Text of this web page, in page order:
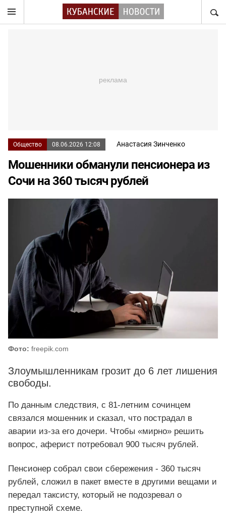
Общество 08.06.2026 12:08 Анастасия Зинченко
Мошенники обманули пенсионера из
Сочи на 360 тысяч рублей
Фото: freepik.com
Злоумышленникам грозит до 6 лет лишения
свободы.
По данным следствия, с 81-летним сочинцем
связался мошенник и сказал, что пострадал в
аварии из-за его дочери. Чтобы «мирно» решить
вопрос, аферист потребовал 900 тысяч рублей.
Пенсионер собрал свои сбережения - 360 тысяч
рублей, сложил в пакет вместе в другими вещами и
передал таксисту, который не подозревал о
преступной схеме.